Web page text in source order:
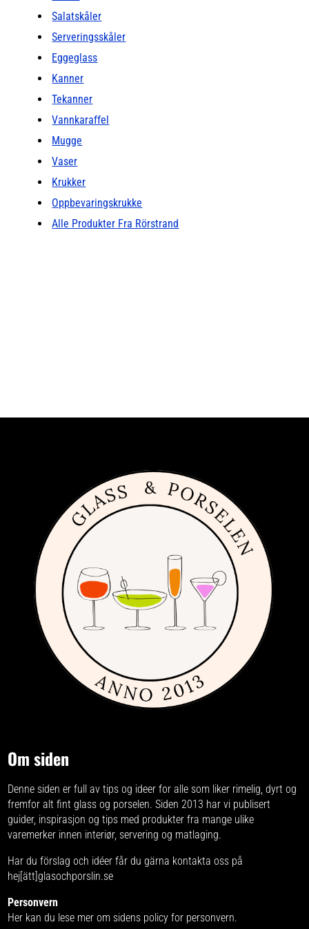
Salatskåler
Serveringsskåler
Eggeglass
Kanner
Tekanner
Vannkaraffel
Mugge
Vaser
Krukker
Oppbevaringskrukke
Alle Produkter Fra Rörstrand
Om siden
Denne siden er full av tips og ideer for alle som liker rimelig, dyrt og
fremfor alt fint glass og porselen. Siden 2013 har vi publisert
guider, inspirasjon og tips med produkter fra mange ulike
varemerker innen interiør, servering og matlaging.
Har du förslag och idéer får du gärna kontakta oss på
hej[ätt]glasochporslin.se
Personvern
Her kan du lese mer om sidens policy for personvern.